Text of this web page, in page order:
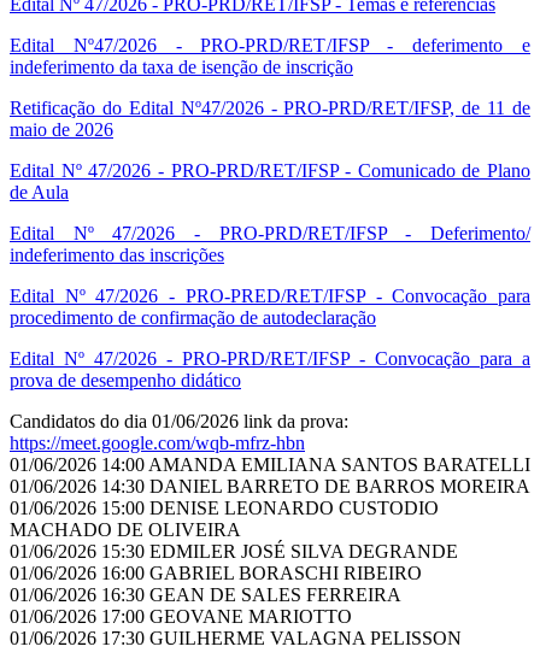
Edital Nº 47/2026 - PRO-PRD/RET/IFSP - Temas e referências
Edital Nº47/2026 - PRO-PRD/RET/IFSP - deferimento e
indeferimento da taxa de isenção de inscrição
Retificação do Edital Nº47/2026 - PRO-PRD/RET/IFSP, de 11 de
maio de 2026
Edital Nº 47/2026 - PRO-PRD/RET/IFSP - Comunicado de Plano
de Aula
Edital Nº 47/2026 - PRO-PRD/RET/IFSP - Deferimento/
indeferimento das inscrições
Edital Nº 47/2026 - PRO-PRED/RET/IFSP - Convocação para
procedimento de confirmação de autodeclaração
Edital Nº 47/2026 - PRO-PRD/RET/IFSP - Convocação para a
prova de desempenho didático
Candidatos do dia 01/06/2026 link da prova:
https://meet.google.com/wqb-mfrz-hbn
01/06/2026 14:00 AMANDA EMILIANA SANTOS BARATELLI
01/06/2026 14:30 DANIEL BARRETO DE BARROS MOREIRA
01/06/2026 15:00 DENISE LEONARDO CUSTODIO
MACHADO DE OLIVEIRA
01/06/2026 15:30 EDMILER JOSÉ SILVA DEGRANDE
01/06/2026 16:00 GABRIEL BORASCHI RIBEIRO
01/06/2026 16:30 GEAN DE SALES FERREIRA
01/06/2026 17:00 GEOVANE MARIOTTO
01/06/2026 17:30 GUILHERME VALAGNA PELISSON